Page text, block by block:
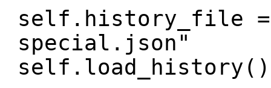
self.history_file
special.json"
self.load_history()